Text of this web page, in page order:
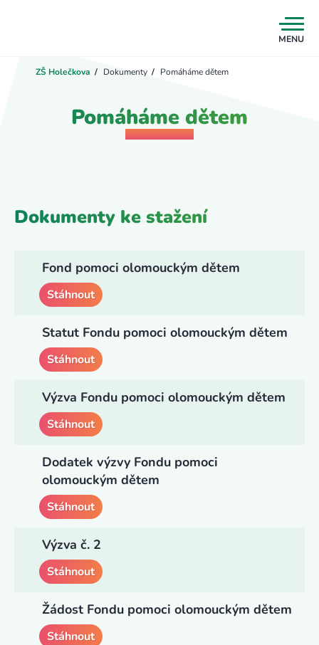
MENU
ZŠ Holečkova / Dokumenty / Pomáháme dětem
Pomáháme dětem
Dokumenty ke stažení
Fond pomoci olomouckým dětem
Stáhnout
Statut Fondu pomoci olomouckým dětem
Stáhnout
Výzva Fondu pomoci olomouckým dětem
Stáhnout
Dodatek výzvy Fondu pomoci
olomouckým dětem
Stáhnout
Výzva č. 2
Stáhnout
Žádost Fondu pomoci olomouckým dětem
Stáhnout